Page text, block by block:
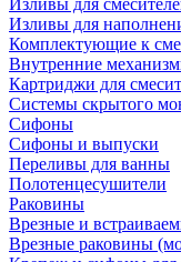
Изливы для
Изливы для
Комплектующие к
Внутренние
Картриджи для
Системы скрытого
Сифоны
Сифоны и выпуски
Переливы для ванны
Полотенцесушители
Раковины
Врезные и
Врезные раковины